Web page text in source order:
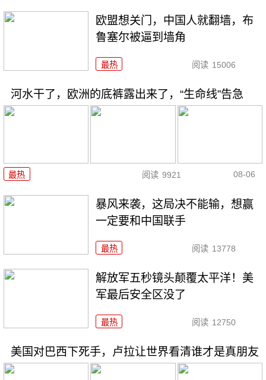
欧盟想关门，中国人就翻墙，布
鲁塞尔被逼到墙角
最热 阅读 15006
河水干了，欧洲的底裤露出来了，“生命线”告急
最热 阅读 9921 08-06
暴风来袭，这局决不能输，想赢
一定要和中国联手
最热 阅读 13778
解放军五秒镜头颠覆太平洋！美
军最后安全区没了
最热 阅读 12750
美国对巴西下死手，卢拉让世界看清谁才是真朋友